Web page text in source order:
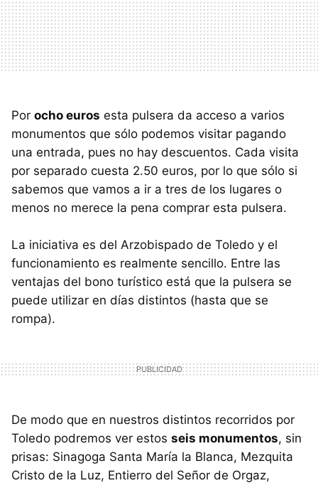
Por ocho euros esta pulsera da acceso a varios
monumentos que sólo podemos visitar pagando
una entrada, pues no hay descuentos. Cada visita
por separado cuesta 2.50 euros, por lo que sólo si
sabemos que vamos a ir a tres de los lugares o
menos no merece la pena comprar esta pulsera.
La iniciativa es del Arzobispado de Toledo y el
funcionamiento es realmente sencillo. Entre las
ventajas del bono turístico está que la pulsera se
puede utilizar en días distintos (hasta que se
rompa).
De modo que en nuestros distintos recorridos por
Toledo podremos ver estos seis monumentos, sin
prisas: Sinagoga Santa María la Blanca, Mezquita
Cristo de la Luz, Entierro del Señor de Orgaz,